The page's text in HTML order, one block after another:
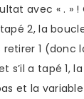
avec « . » !
2, la
1 (donc
s’il a tapé 1,
et la